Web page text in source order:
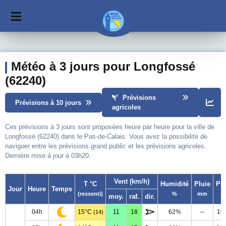
Météo à 3 jours pour Longfossé
(62240)
Prévisions à 10 jours
Prévisions
agricoles
Ces prévisions à 3 jours sont proposées heure par heure pour la ville de
Longfossé (62240) dans le Pas-de-Calais. Vous avez la possibilité de
naviguer entre les prévisions grand public et les prévisions agricoles.
Dernière mise à jour à 03h20.
Jour Heure Temps
T °C
(ressenti)
Vent (km/h) Humidité
%
Pluie
mm
moy. raf. dir.
04h 15°C (14) 11 18 62% --